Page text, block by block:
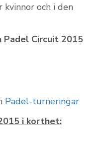
kvinnor och i den
Circuit 2015
Padel-turneringar
i korthet: